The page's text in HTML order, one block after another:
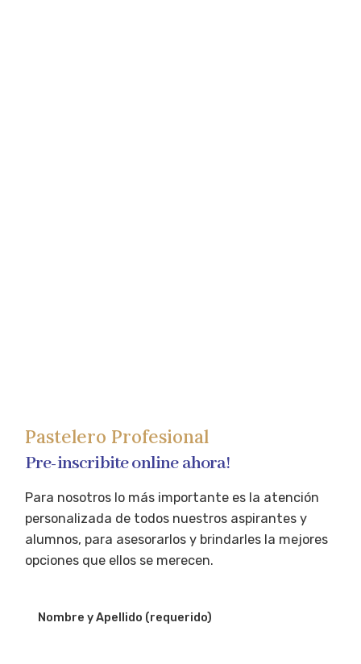
Pastelero Profesional
Pre-inscribite online ahora!
Para nosotros lo más importante es la atención
personalizada de todos nuestros aspirantes y
alumnos, para asesorarlos y brindarles la mejores
opciones que ellos se merecen.
Nombre y Apellido (requerido)